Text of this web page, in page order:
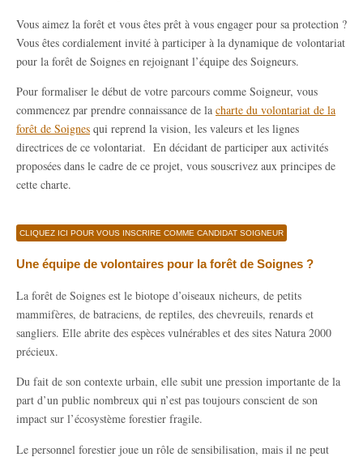
Vous aimez la forêt et vous êtes prêt à vous engager pour sa protection ?
Vous êtes cordialement invité à participer à la dynamique de volontariat
pour la forêt de Soignes en rejoignant l’équipe des Soigneurs.
Pour formaliser le début de votre parcours comme Soigneur, vous
commencez par prendre connaissance de la charte du volontariat de la
forêt de Soignes qui reprend la vision, les valeurs et les lignes
directrices de ce volontariat. En décidant de participer aux activités
proposées dans le cadre de ce projet, vous souscrivez aux principes de
cette charte.
CLIQUEZ ICI POUR VOUS INSCRIRE COMME CANDIDAT SOIGNEUR
Une équipe de volontaires pour la forêt de Soignes ?
La forêt de Soignes est le biotope d’oiseaux nicheurs, de petits
mammifères, de batraciens, de reptiles, des chevreuils, renards et
sangliers. Elle abrite des espèces vulnérables et des sites Natura 2000
précieux.
Du fait de son contexte urbain, elle subit une pression importante de la
part d’un public nombreux qui n’est pas toujours conscient de son
impact sur l’écosystème forestier fragile.
Le personnel forestier joue un rôle de sensibilisation, mais il ne peut